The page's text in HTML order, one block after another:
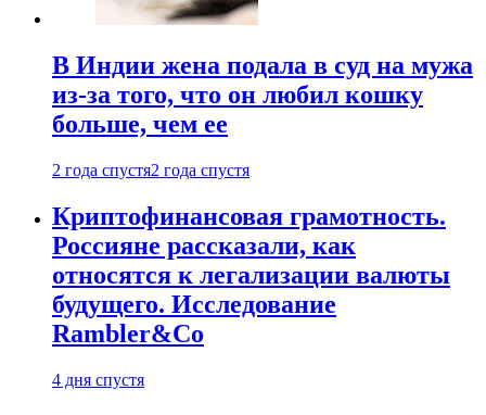
В Индии жена подала в суд на мужа
из-за того, что он любил кошку
больше, чем ее
2 года спустя2 года спустя
Криптофинансовая грамотность.
Россияне рассказали, как
относятся к легализации валюты
будущего. Исследование
Rambler&Co
4 дня спустя